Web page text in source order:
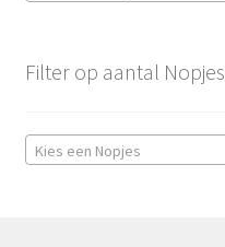
Filter op aantal Nopjes
Kies een Nopjes